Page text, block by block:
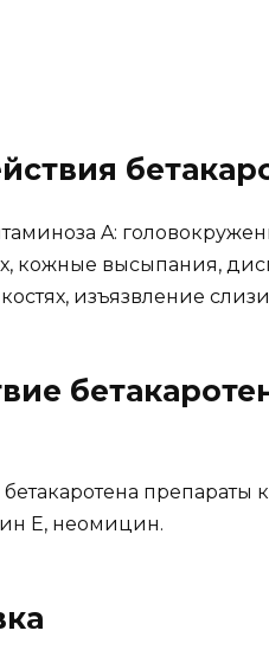
A:
кожные высыпания,
костях, изъязвление
препараты
E, неомицин.